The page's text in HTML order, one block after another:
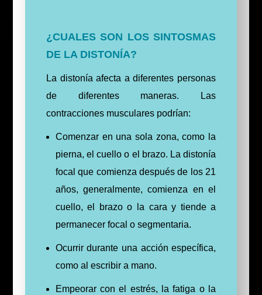
¿CUALES SON LOS SINTOSMAS
DE LA DISTONÍA?
La distonía afecta a diferentes personas
de diferentes maneras. Las
contracciones musculares podrían:
Comenzar en una sola zona, como la
pierna, el cuello o el brazo. La distonía
focal que comienza después de los 21
años, generalmente, comienza en el
cuello, el brazo o la cara y tiende a
permanecer focal o segmentaria.
Ocurrir durante una acción específica,
como al escribir a mano.
Empeorar con el estrés, la fatiga o la